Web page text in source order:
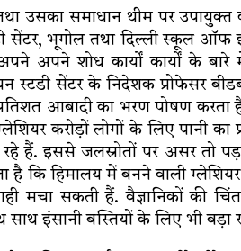
उसका समाधान थीम पर उपायुक्त
सेंटर, भूगोल तथा दिल्ली स्कूल ऑफ
अपने शोध कार्यों कार्यों के बारे
स्टडी सेंटर के निदेशक प्रोफेसर
आबादी का भरण पोषण
करोड़ों लोगों के लिए पानी
हैं. इससे जलस्रोतों पर असर तो
है कि हिमालय में बनने वाली
मचा सकती हैं. वैज्ञानिकों की
साथ इंसानी बस्तियों के लिए भी